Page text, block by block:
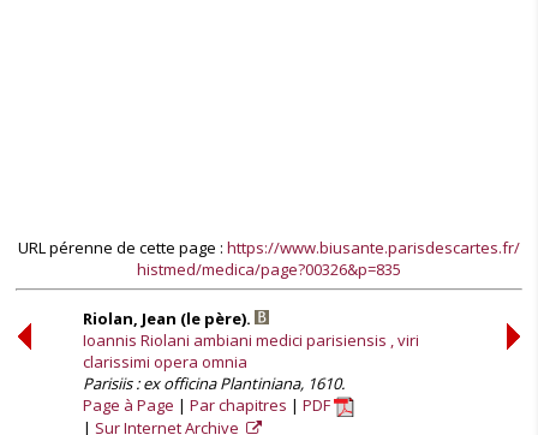
URL pérenne de cette page : https://www.biusante.parisdescartes.fr/
histmed/medica/page?00326&p=835
Riolan, Jean (le père).
Ioannis Riolani ambiani medici parisiensis , viri
clarissimi opera omnia
Parisiis : ex officina Plantiniana, 1610.
Page à Page
Par chapitres
PDF
Sur Internet Archive